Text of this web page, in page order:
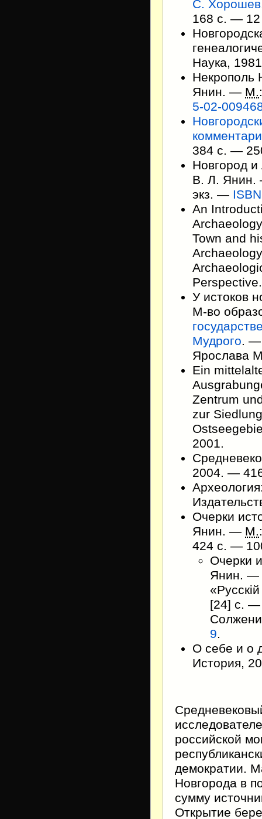
С. Хорошев
168 с. —
Наука,
Некрополь
Янин. — М.
5-02-
384 с. —
Новгород
В. Л.
экз. —
An
Town and
У истоков
М-во
Мудрого. —
Ярослава
Ein
Zentrum
zur
2001.
2004. —
Очерки
Янин. — М.
424 с. —
Очерки
Янин. —
[24] с. —
9.
О себе и о
История,
российской
демократии.
Новгорода в
сумму
Открытие